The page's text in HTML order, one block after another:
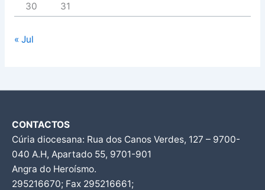
30
31
« Jul
CONTACTOS
Cúria diocesana: Rua dos Canos Verdes, 127 – 9700-
040 A.H, Apartado 55, 9701-901
Angra do Heroísmo.
295216670; Fax 295216661;